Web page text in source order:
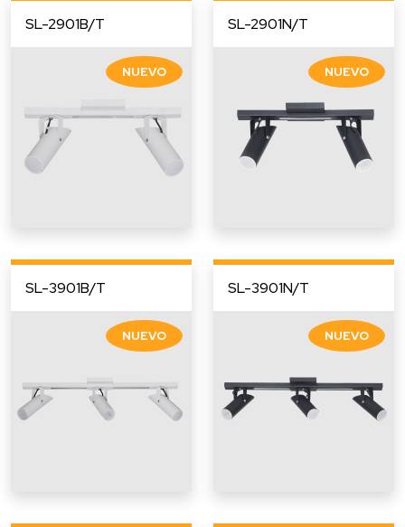
SL-2901B/T SL-2901N/T
SL-3901B/T SL-3901N/T